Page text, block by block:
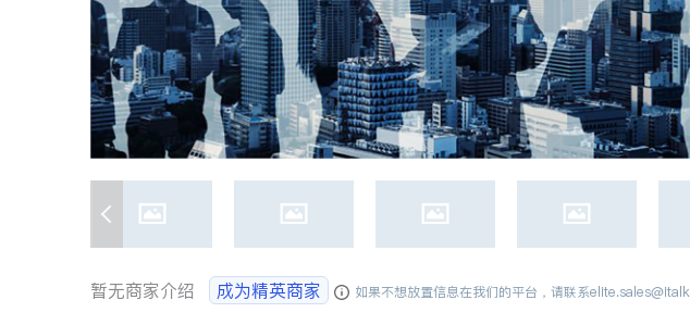
暂无商家介绍 成为精英商家 如果不想放置信息在我们的平台，请联系